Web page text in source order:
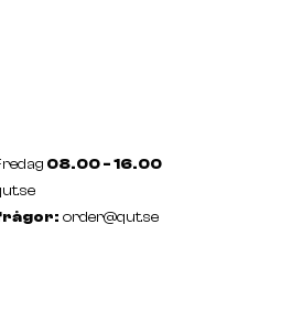
08.00 - 16.00
order@qut.se